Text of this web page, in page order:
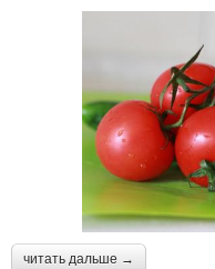
читать дальше →